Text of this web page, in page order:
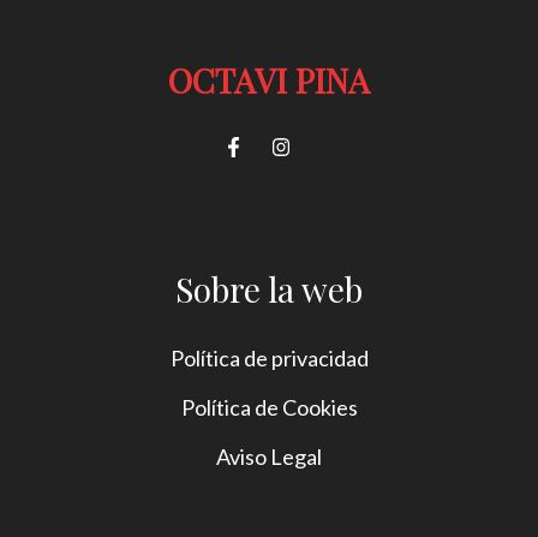
OCTAVI PINA
Sobre la web
Política de privacidad
Política de Cookies
Aviso Legal